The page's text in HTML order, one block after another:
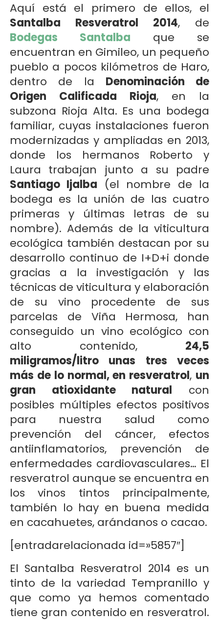
Aquí está el primero de ellos, el
Santalba Resveratrol 2014, de
Bodegas Santalba que se
encuentran en Gimileo, un pequeño
pueblo a pocos kilómetros de Haro,
dentro de la Denominación de
Origen Calificada Rioja, en la
subzona Rioja Alta. Es una bodega
familiar, cuyas instalaciones fueron
modernizadas y ampliadas en 2013,
donde los hermanos Roberto y
Laura trabajan junto a su padre
Santiago Ijalba (el nombre de la
bodega es la unión de las cuatro
primeras y últimas letras de su
nombre). Además de la viticultura
ecológica también destacan por su
desarrollo continuo de I+D+i donde
gracias a la investigación y las
técnicas de viticultura y elaboración
de su vino procedente de sus
parcelas de Viña Hermosa, han
conseguido un vino ecológico con
alto contenido, 24,5
miligramos/litro unas tres veces
más de lo normal, en resveratrol, un
gran atioxidante natural con
posibles múltiples efectos positivos
para nuestra salud como
prevención del cáncer, efectos
antiinflamatorios, prevención de
enfermedades cardiovasculares… El
resveratrol aunque se encuentra en
los vinos tintos principalmente,
también lo hay en buena medida
en cacahuetes, arándanos o cacao.
[entradarelacionada id=»5857″]
El Santalba Resveratrol 2014 es un
tinto de la variedad Tempranillo y
que como ya hemos comentado
tiene gran contenido en resveratrol.